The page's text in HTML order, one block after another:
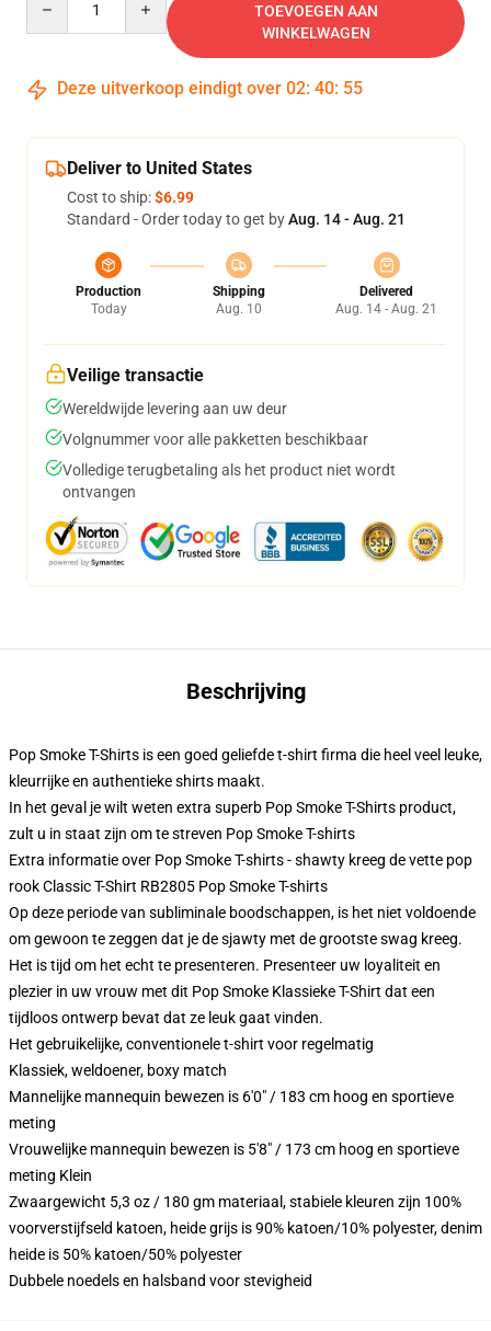
TOEVOEGEN AAN
WINKELWAGEN
Deze uitverkoop eindigt over 02: 40: 54
Deliver to United States
Cost to ship:$6.99
Standard - Order today to get byAug. 14 - Aug. 21
Production
Today
Shipping
Aug. 10
Delivered
Aug. 14 - Aug. 21
Veilige transactie
Wereldwijde levering aan uw deur
Volgnummer voor alle pakketten beschikbaar
Volledige terugbetaling als het product niet wordt
ontvangen
Beschrijving
Pop Smoke T-Shirts is een goed geliefde t-shirt firma die heel veel leuke,
kleurrijke en authentieke shirts maakt.
In het geval je wilt weten extra superb Pop Smoke T-Shirts product,
zult u in staat zijn om te streven Pop Smoke T-shirts
Extra informatie over Pop Smoke T-shirts - shawty kreeg de vette pop
rook Classic T-Shirt RB2805 Pop Smoke T-shirts
Op deze periode van subliminale boodschappen, is het niet voldoende
om gewoon te zeggen dat je de sjawty met de grootste swag kreeg.
Het is tijd om het echt te presenteren. Presenteer uw loyaliteit en
plezier in uw vrouw met dit Pop Smoke Klassieke T-Shirt dat een
tijdloos ontwerp bevat dat ze leuk gaat vinden.
Het gebruikelijke, conventionele t-shirt voor regelmatig
Klassiek, weldoener, boxy match
Mannelijke mannequin bewezen is 6'0" / 183 cm hoog en sportieve
meting
Vrouwelijke mannequin bewezen is 5'8" / 173 cm hoog en sportieve
meting Klein
Zwaargewicht 5,3 oz / 180 gm materiaal, stabiele kleuren zijn 100%
voorverstijfseld katoen, heide grijs is 90% katoen/10% polyester, denim
heide is 50% katoen/50% polyester
Dubbele noedels en halsband voor stevigheid